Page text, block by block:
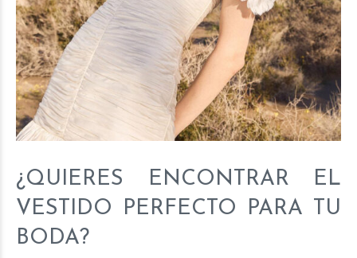
¿QUIERES ENCONTRAR EL
VESTIDO PERFECTO PARA TU
BODA?